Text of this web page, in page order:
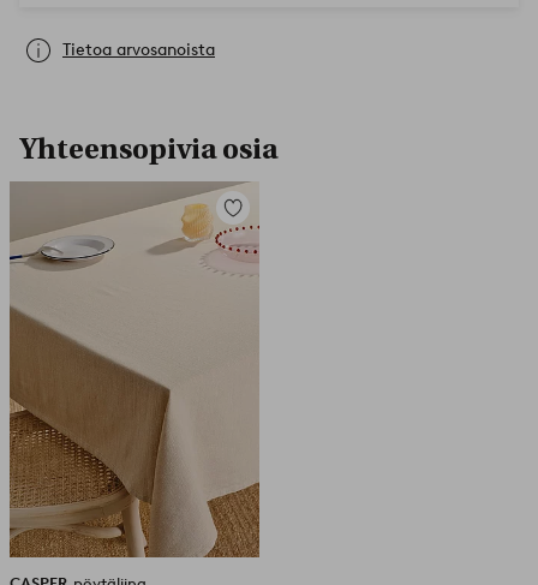
Tietoa arvosanoista
Yhteensopivia osia
Lisää
suosikkeihin